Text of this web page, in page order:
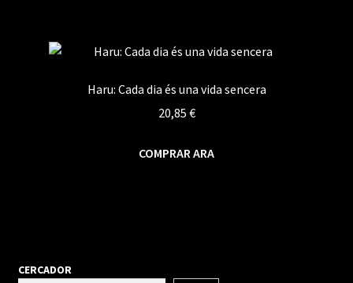
Haru: Cada dia és una vida sencera
20,85 €
COMPRAR ARA
CERCADOR